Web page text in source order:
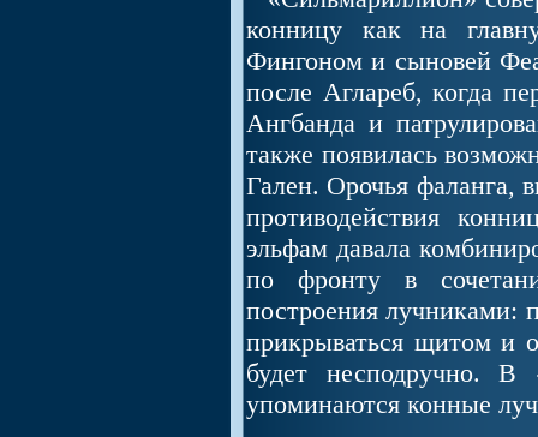
конницу как на
Фингоном и сыновей
после Аглареб, когда
Ангбанда и
также появилась
Гален. Орочья фаланга,
противодействия
эльфам давала
по фронту в
построения лучниками:
прикрываться щитом и
будет несподручно. В
упоминаются конные